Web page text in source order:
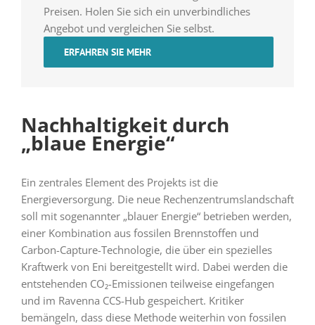
Preisen. Holen Sie sich ein unverbindliches
Angebot und vergleichen Sie selbst.
ERFAHREN SIE MEHR
Nachhaltigkeit durch
„blaue Energie“
Ein zentrales Element des Projekts ist die
Energieversorgung. Die neue Rechenzentrumslandschaft
soll mit sogenannter „blauer Energie“ betrieben werden,
einer Kombination aus fossilen Brennstoffen und
Carbon-Capture-Technologie, die über ein spezielles
Kraftwerk von Eni bereitgestellt wird. Dabei werden die
entstehenden CO₂-Emissionen teilweise eingefangen
und im Ravenna CCS-Hub gespeichert. Kritiker
bemängeln, dass diese Methode weiterhin von fossilen